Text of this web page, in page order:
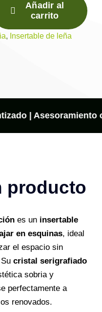
Añadir al
carrito
, Insertable de leña
| Asesoramiento
producto
es un insertable
en esquinas, ideal
el espacio sin
cristal serigrafiado
sobria y
perfectamente a
renovados.